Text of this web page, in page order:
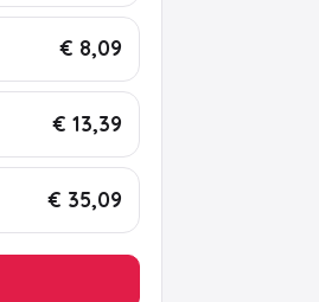
€ 8,09
€ 13,39
€ 35,09